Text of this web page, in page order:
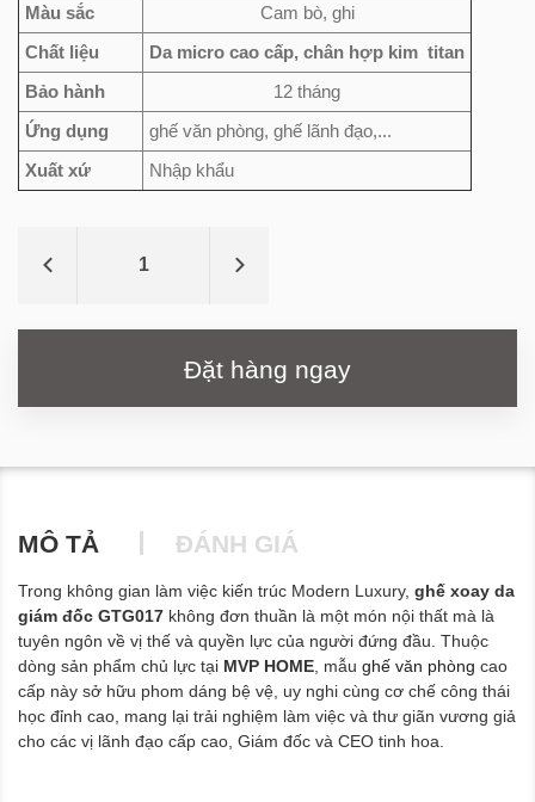
Màu sắc
Cam bò, ghi
Chất liệu
Da micro cao cấp, chân hợp kim titan
Bảo hành
12 tháng
Ứng dụng
ghế văn phòng, ghế lãnh đạo,...
Xuất xứ
Nhập khẩu
Đặt hàng ngay
MÔ TẢ ĐÁNH GIÁ
Trong không gian làm việc kiến trúc Modern Luxury, ghế xoay da
giám đốc GTG017 không đơn thuần là một món nội thất mà là
tuyên ngôn về vị thế và quyền lực của người đứng đầu. Thuộc
dòng sản phẩm chủ lực tại MVP HOME , mẫu ghế văn phòng cao
cấp này sở hữu phom dáng bệ vệ, uy nghi cùng cơ chế công thái
học đỉnh cao, mang lại trải nghiệm làm việc và thư giãn vương giả
cho các vị lãnh đạo cấp cao, Giám đốc và CEO tinh hoa.